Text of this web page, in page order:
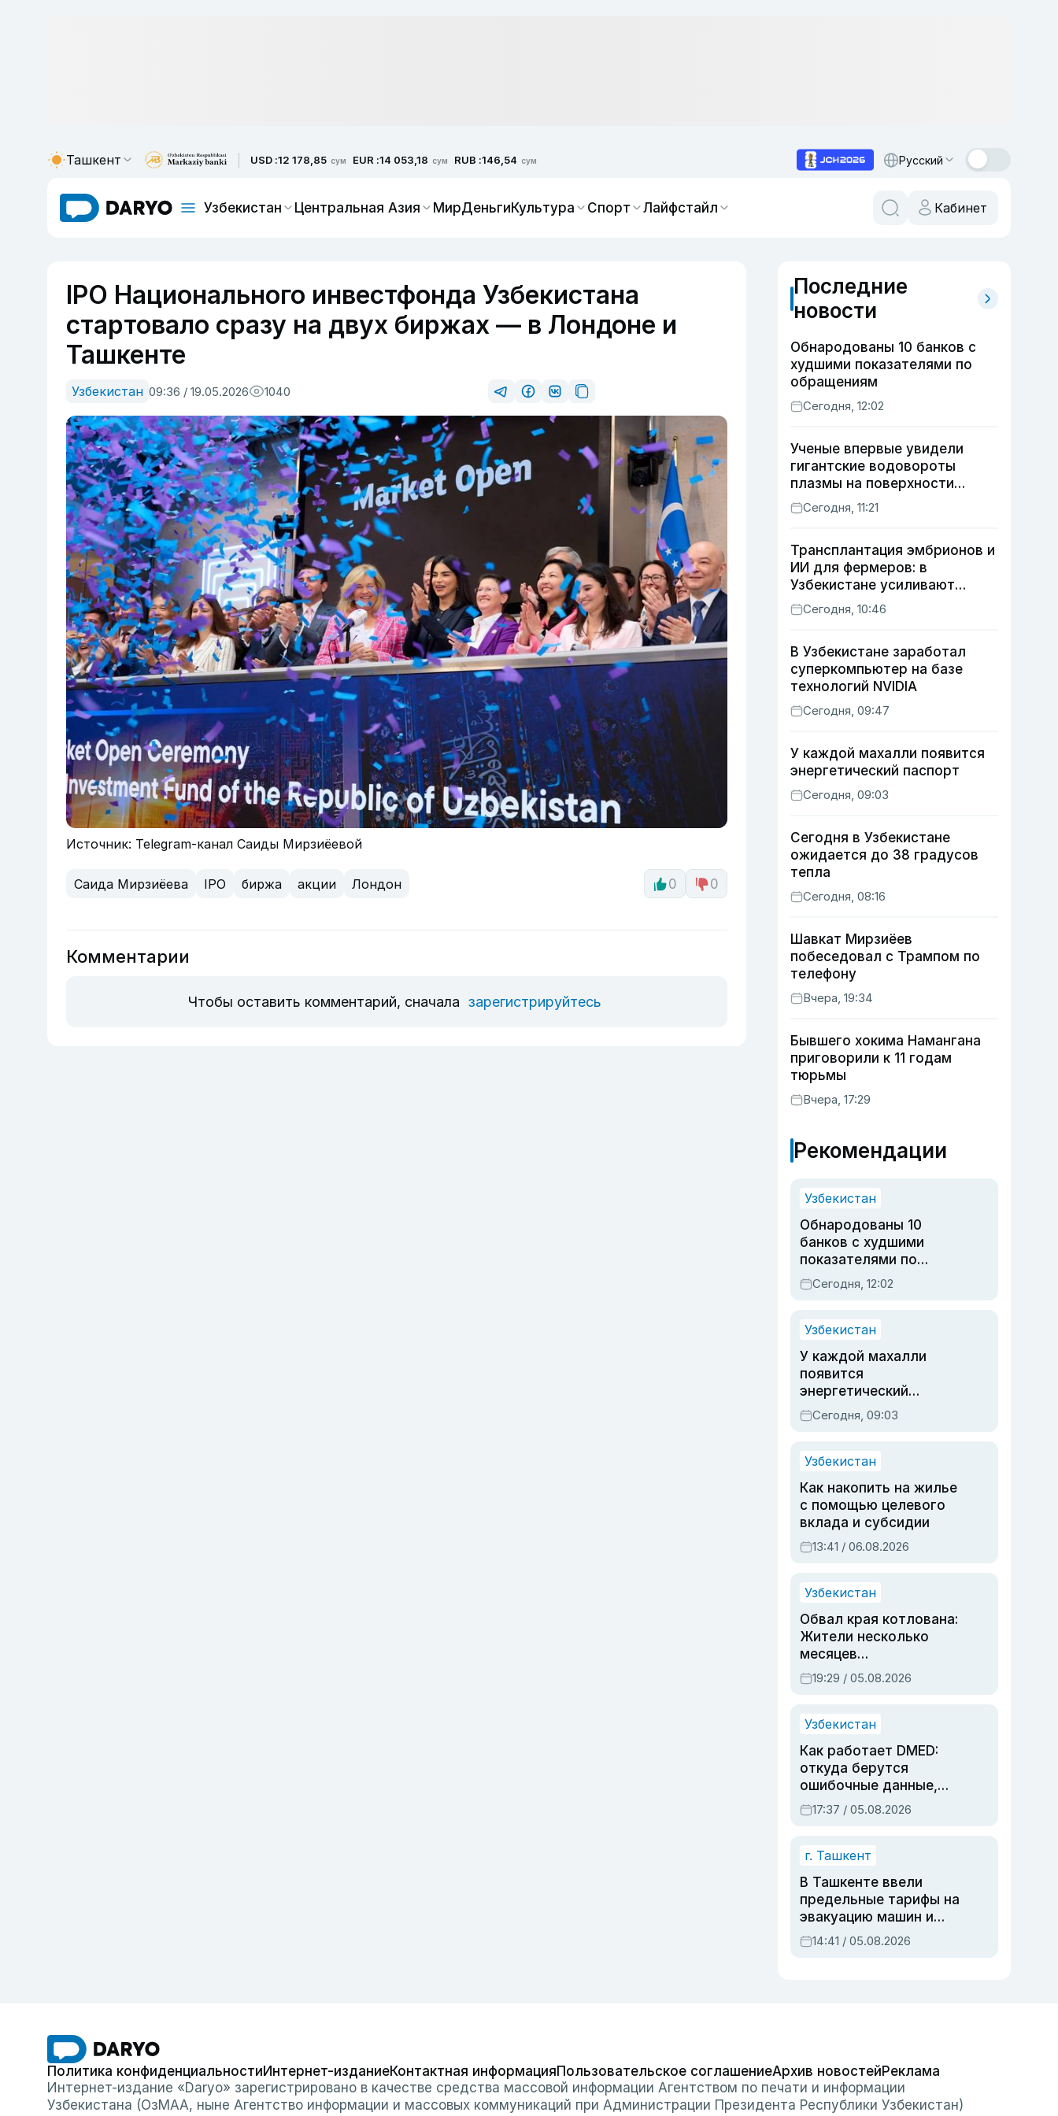
Ташкент USD :12 178,85 сум EUR :14 053,18 сум RUB :146,54 сум Русский
Узбекистан Центральная Азия МирДеньгиКультура Спорт Лайфстайл Кабинет
IPO Национального инвестфонда Узбекистана
стартовало сразу на двух биржах — в Лондоне и
Ташкенте
Узбекистан 09:36 / 19.05.2026 1040
Источник: Telegram-канал Саиды Мирзиёевой
Саида Мирзиёева IPO биржа акции Лондон 0 0
Комментарии
Чтобы оставить комментарий, сначала зарегистрируйтесь
Последние
новости
Обнародованы 10 банков с
худшими показателями по
обращениям
Сегодня, 12:02
Ученые впервые увидели
гигантские водовороты
плазмы на поверхности
Солнца
Сегодня, 11:21
Трансплантация эмбрионов и
ИИ для фермеров: в
Узбекистане усиливают
развитие животноводства
Сегодня, 10:46
В Узбекистане заработал
суперкомпьютер на базе
технологий NVIDIA
Сегодня, 09:47
У каждой махалли появится
энергетический паспорт
Сегодня, 09:03
Сегодня в Узбекистане
ожидается до 38 градусов
тепла
Сегодня, 08:16
Шавкат Мирзиёев
побеседовал с Трампом по
телефону
Вчера, 19:34
Бывшего хокима Намангана
приговорили к 11 годам
тюрьмы
Вчера, 17:29
Рекомендации
Узбекистан
Обнародованы 10
банков с худшими
показателями по
обращениям
Сегодня, 12:02
Узбекистан
У каждой махалли
появится
энергетический
паспорт
Сегодня, 09:03
Узбекистан
Как накопить на жилье
с помощью целевого
вклада и субсидии
13:41 / 06.08.2026
Узбекистан
Обвал края котлована:
Жители несколько
месяцев
предупреждали об
опасности, но стройка
19:29 / 05.08.2026
Узбекистан
Как работает DMED:
откуда берутся
ошибочные данные,
дубли аккаунтов и
очереди по онлайн-
17:37 / 05.08.2026
г. Ташкент
В Ташкенте ввели
предельные тарифы на
эвакуацию машин и
штрафстоянки
14:41 / 05.08.2026
Политика конфиденциальностиИнтернет-изданиеКонтактная информацияПользовательское соглашениеАрхив новостейРеклама
Интернет-издание «Daryo» зарегистрировано в качестве средства массовой информации Агентством по печати и информации
Узбекистана (ОзМАА, ныне Агентство информации и массовых коммуникаций при Администрации Президента Республики Узбекистан)